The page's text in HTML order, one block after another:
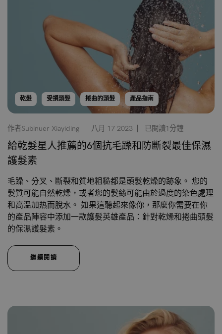
乾髮 受損頭髮 捲曲的頭髮 產品指南
作者Subinuer Xiayiding 八月 17 2023 已閱讀1分鐘
給乾髮星人推薦的6個抗毛躁和防斷裂最佳保濕
護髮素
毛躁、分叉、斷裂和質地粗糙都是頭髮乾燥的跡象。 您的
髮質可能自然乾燥，或者您的髮絲可能由於過度的染色處理
和高温加热而脫水。 如果這聽起來像你，那麼你需要在你
的產品陣容中添加一款護髮英雄產品：針對乾燥和捲曲頭髮
的保濕護髮素。
繼續閱讀